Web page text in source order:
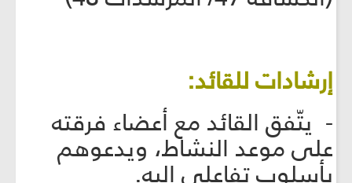
إرشادات للقائد:
- يتّفق القائد مع أعضاء فرقته
على موعد النشاط، ويدعوهم
بأسلوب تفاعلي إليه.